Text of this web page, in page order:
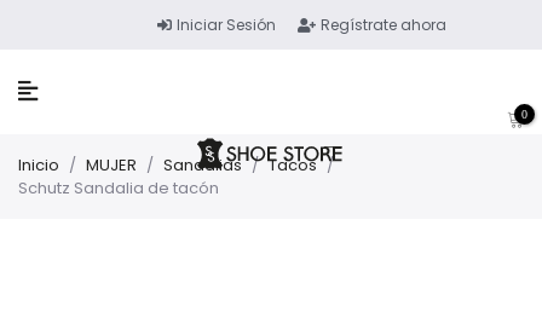
Iniciar Sesión Regístrate ahora
0
Inicio / MUJER / Sandalias / Tacos /
Schutz Sandalia de tacón